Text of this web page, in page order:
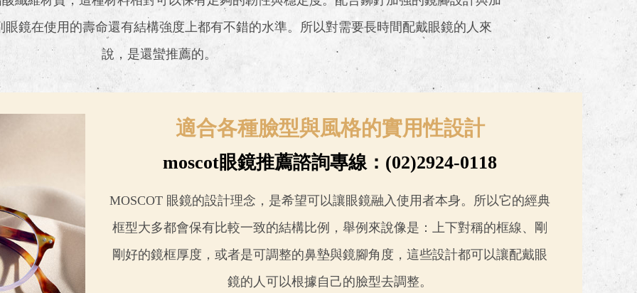
鏡在使用的壽命還有結構強度上都有不錯的水準。所以對需要長時間配戴眼鏡的人來
說，是還蠻推薦的。
適合各種臉型與風格的實用性設計
moscot眼鏡推薦諮詢專線：(02)2924-0118
MOSCOT 眼鏡的設計理念，是希望可以讓眼鏡融入使用者本身。所以它的經典
框型大多都會保有比較一致的結構比例，舉例來說像是：上下對稱的框線、剛
剛好的鏡框厚度，或者是可調整的鼻墊與鏡腳角度，這些設計都可以讓配戴眼
鏡的人可以根據自己的臉型去調整。